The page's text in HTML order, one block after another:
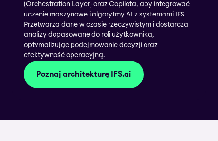
(Orchestration Layer) oraz Copilota, aby integrować
uczenie maszynowe i algorytmy AI z systemami IFS.
Przetwarza dane w czasie rzeczywistym i dostarcza
analizy dopasowane do roli użytkownika,
optymalizując podejmowanie decyzji oraz
efektywność operacyjną.
Poznaj architekturę IFS.ai